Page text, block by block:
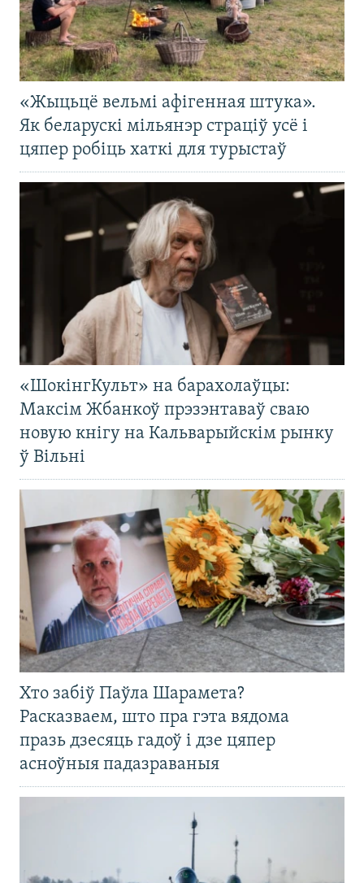
«Жыцьцё вельмі афігенная штука».
Як беларускі мільянэр страціў усё і
цяпер робіць хаткі для турыстаў
«ШокінгКульт» на барахолаўцы:
Максім Жбанкоў прэзэнтаваў сваю
новую кнігу на Кальварыйскім рынку
ў Вільні
Хто забіў Паўла Шарамета?
Расказваем, што пра гэта вядома
празь дзесяць гадоў і дзе цяпер
асноўныя падазраваныя